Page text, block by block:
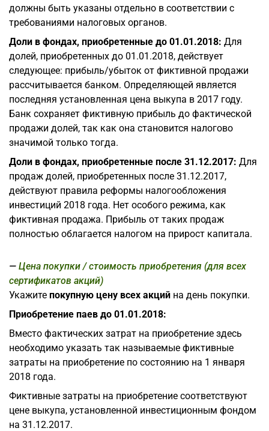
должны быть указаны отдельно в соответствии с
требованиями налоговых органов.
Доли в фондах, приобретенные до 01.01.2018: Для
долей, приобретенных до 01.01.2018, действует
следующее: прибыль/убыток от фиктивной продажи
рассчитывается банком. Определяющей является
последняя установленная цена выкупа в 2017 году.
Банк сохраняет фиктивную прибыль до фактической
продажи долей, так как она становится налогово
значимой только тогда.
Доли в фондах, приобретенные после 31.12.2017: Для
продаж долей, приобретенных после 31.12.2017,
действуют правила реформы налогообложения
инвестиций 2018 года. Нет особого режима, как
фиктивная продажа. Прибыль от таких продаж
полностью облагается налогом на прирост капитала.
Цена покупки / стоимость приобретения (для всех
сертификатов акций)
Укажите покупную цену всех акций на день покупки.
Приобретение паев до 01.01.2018:
Вместо фактических затрат на приобретение здесь
необходимо указать так называемые фиктивные
затраты на приобретение по состоянию на 1 января
2018 года.
Фиктивные затраты на приобретение соответствуют
цене выкупа, установленной инвестиционным фондом
на 31.12.2017.